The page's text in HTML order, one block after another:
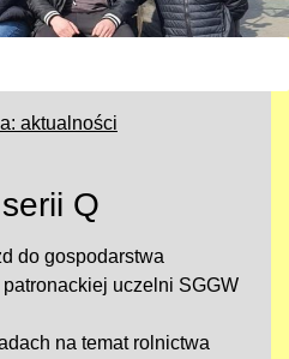
aktualności
Q
do gospodarstwa
uczelni SGGW
na temat rolnictwa